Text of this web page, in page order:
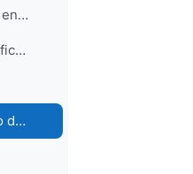
Link para um ficheiro enviado
Vídeo - Link para um ficheiro enviado
Mostrar um directório de ficheiros enviados